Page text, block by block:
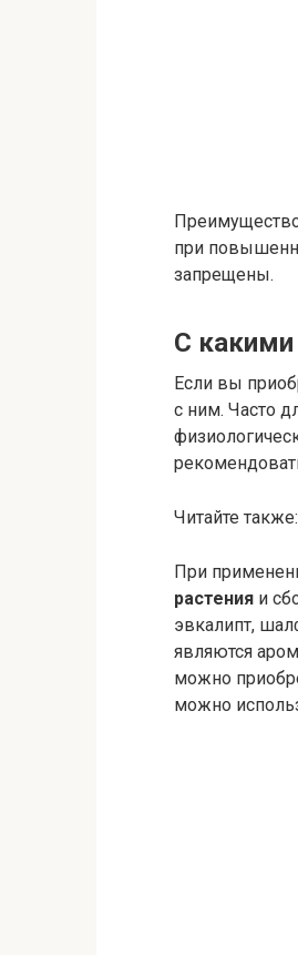
при
запрещены.
С
Если вы
с ним. Часто
Читайте
При
растения и
эвкалипт,
являются
можно
можно